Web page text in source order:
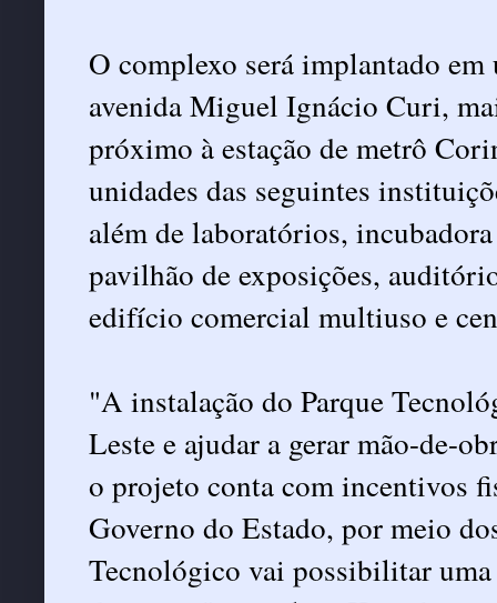
O complexo será implantado
avenida Miguel Ignácio Curi,
próximo à estação de metrô
unidades das seguintes
além de laboratórios,
pavilhão de exposições,
edifício comercial multiuso e
"A instalação do Parque
Leste e ajudar a gerar mão-de-
o projeto conta com incentivos
Governo do Estado, por meio
Tecnológico vai possibilitar